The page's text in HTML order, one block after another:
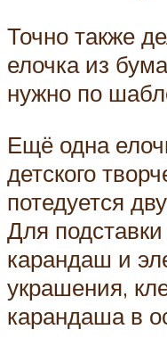
Точно также
елочка из
нужно по
Ещё одна
детского
потедуется
Для
карандаш и
украшения,
карандаша в